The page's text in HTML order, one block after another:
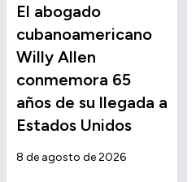
El abogado
cubanoamericano
Willy Allen
conmemora 65
años de su llegada a
Estados Unidos
8 de agosto de 2026